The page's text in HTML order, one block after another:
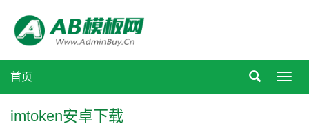
首页
imtoken安卓下载